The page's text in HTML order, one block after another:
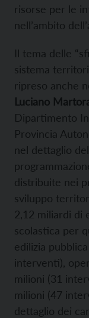
risorse per le
nell’ambito
Il tema delle
sistema
ripreso anche
Luciano
Dipartimento
Provincia
nel dettaglio
distribuite nei
sviluppo
2,12 miliardi di
scolastica per
edilizia
interventi),
milioni (31
milioni (47
dettaglio dei